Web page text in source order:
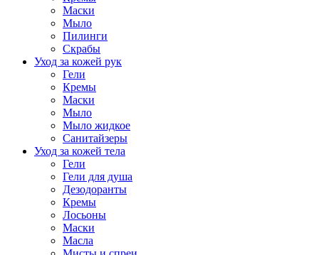
Маски
Мыло
Пилинги
Скрабы
Уход за кожей рук
Гели
Кремы
Маски
Мыло
Мыло жидкое
Санитайзеры
Уход за кожей тела
Гели
Гели для душа
Дезодоранты
Кремы
Лосьоны
Маски
Масла